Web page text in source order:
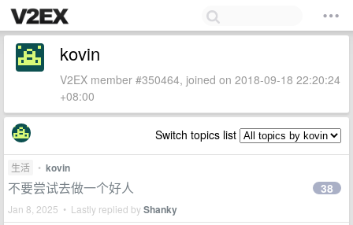
kovin
V2EX member #350464, joined on 2018-09-18 22:20:24
+08:00
Switch topics list
生活 • kovin
不要尝试去做一个好人
Jan 8, 2025 • Lastly replied byShanky
38